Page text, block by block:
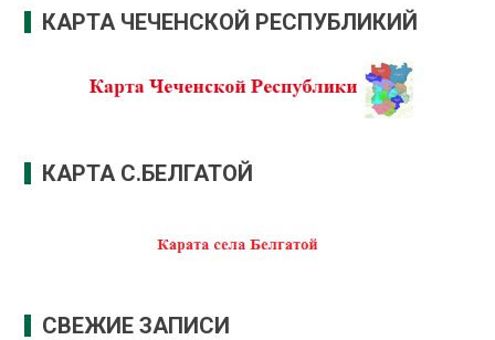
КАРТА ЧЕЧЕНСКОЙ РЕСПУБЛИКИЙ
КАРТА С.БЕЛГАТОЙ
СВЕЖИЕ ЗАПИСИ